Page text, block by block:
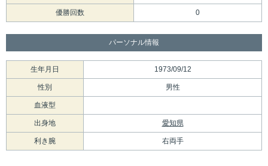
優勝回数 0
パーソナル情報
生年月日 1973/09/12
性別 男性
血液型
出身地 愛知県
利き腕 右両手